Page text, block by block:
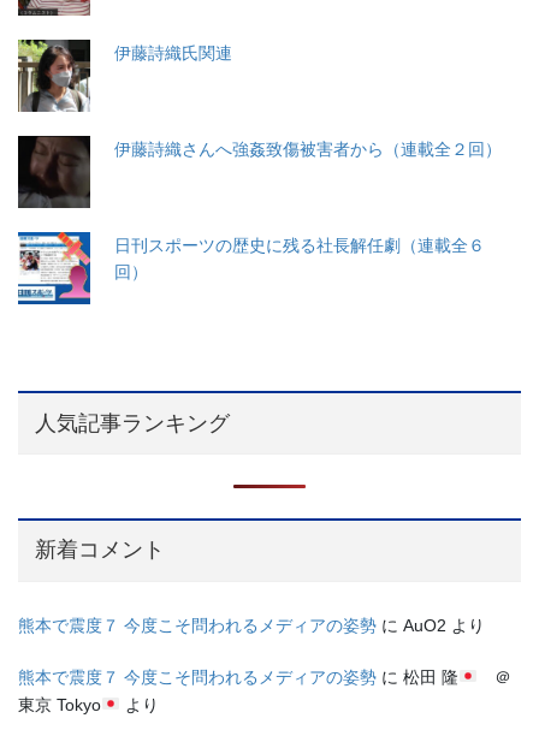
伊藤詩織氏関連
伊藤詩織さんへ強姦致傷被害者から（連載全２回）
日刊スポーツの歴史に残る社長解任劇（連載全６
回）
人気記事ランキング
新着コメント
熊本で震度７ 今度こそ問われるメディアの姿勢 に AuO2 より
熊本で震度７ 今度こそ問われるメディアの姿勢 に 松田 隆
＠
東京 Tokyo
より